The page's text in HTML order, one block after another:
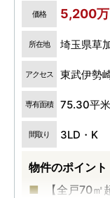
価格 5,200
所在地 埼玉県草
アクセス 東武伊勢
専有面積 75.30平米
間取り 3LD・K
物件のポイント
【全戸70